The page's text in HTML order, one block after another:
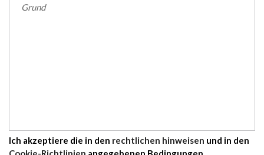
Ich akzeptiere die in den rechtlichen hinweisen und in den